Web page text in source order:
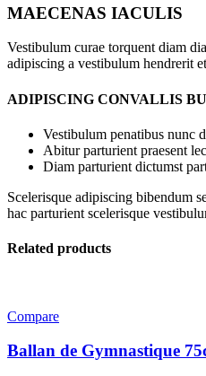
MAECENAS IACULIS
Vestibulum curae torquent diam
adipiscing a vestibulum hendrerit
ADIPISCING CONVALLIS
Vestibulum penatibus nunc
Abitur parturient praesent
Diam parturient dictumst
Scelerisque adipiscing bibendum
hac parturient scelerisque
Related products
Compare
Ballan de Gymnastique